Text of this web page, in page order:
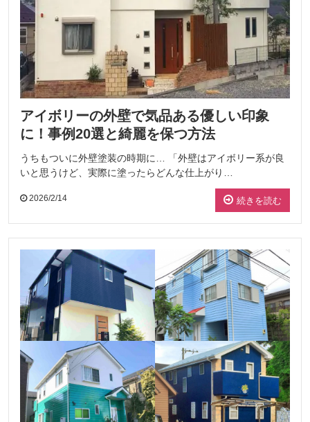
アイボリーの外壁で気品ある優しい印象
に！事例20選と綺麗を保つ方法
うちもついに外壁塗装の時期に… 「外壁はアイボリー系が良
いと思うけど、実際に塗ったらどんな仕上がり…
2026/2/14 続きを読む